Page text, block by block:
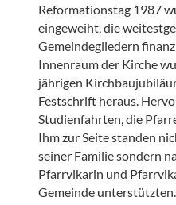
Reformationstag 1987
eingeweiht, die
Gemeindegliedern
Innenraum der Kirche
jährigen
Festschrift heraus.
Studienfahrten, die
Ihm zur Seite standen
seiner Familie sondern
Pfarrvikarin und
Gemeinde unterstützten.